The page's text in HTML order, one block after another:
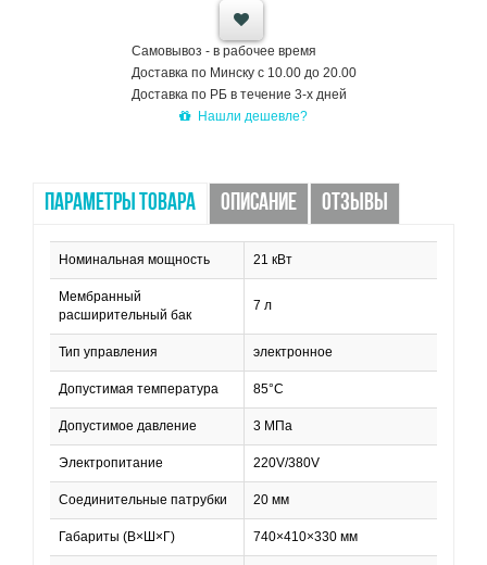
Самовывоз - в рабочее время
Доставка по Минску с 10.00 до 20.00
Доставка по РБ в течение 3-х дней
Нашли дешевле?
ПАРАМЕТРЫ ТОВАРА ОПИСАНИЕ ОТЗЫВЫ
Номинальная мощность 21 кВт
Мембранный
расширительный бак
7 л
Тип управления электронное
Допустимая температура 85°C
Допустимое давление 3 МПа
Электропитание 220V/380V
Соединительные патрубки 20 мм
Габариты (В×Ш×Г) 740×410×330 мм